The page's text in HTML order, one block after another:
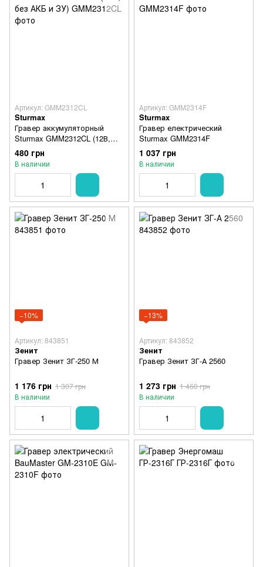
Артикул: GMM2312CL
Sturmax
Гравер аккумуляторный
Sturmax GMM2312CL (12В,
без АКБ и ЗУ)
480 грн
В наличии
Артикул: GMM2314F
Sturmax
Гравер електрический
Sturmax GMM2314F
1 037 грн
В наличии
−10%
Артикул: 843851
Зенит
Гравер Зенит ЗГ-250 М
1 176 грн 1 307 грн
В наличии
−13%
Артикул: 843852
Зенит
Гравер Зенит ЗГ-А 2560
1 273 грн 1 460 грн
В наличии